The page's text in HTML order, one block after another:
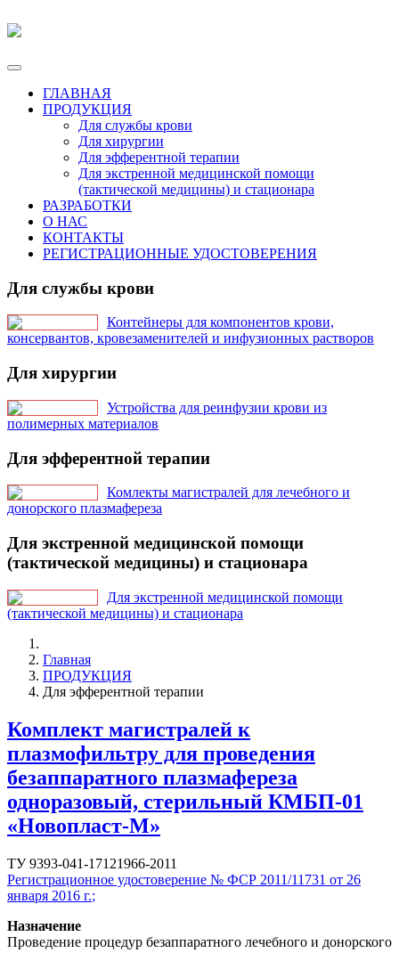
ГЛАВНАЯ
ПРОДУКЦИЯ
Для службы крови
Для хирургии
Для эфферентной терапии
Для экстренной медицинской помощи
(тактической медицины) и стационара
РАЗРАБОТКИ
О НАС
КОНТАКТЫ
РЕГИСТРАЦИОННЫЕ УДОСТОВЕРЕНИЯ
Для службы крови
Контейнеры для компонентов крови,
консервантов, кровезаменителей и инфузионных растворов
Для хирургии
Устройства для реинфузии крови из
полимерных материалов
Для эфферентной терапии
Комлекты магистралей для лечебного и
донорского плазмафереза
Для экстренной медицинской помощи
(тактической медицины) и стационара
Для экстренной медицинской помощи
(тактической медицины) и стационара
Главная
ПРОДУКЦИЯ
Для эфферентной терапии
Комплект магистралей к
плазмофильтру для проведения
безаппаратного плазмафереза
одноразовый, стерильный КМБП-01
«Новопласт-М»
ТУ 9393-041-17121966-2011
Регистрационное удостоверение № ФСР 2011/11731 от 26
января 2016 г.;
Назначение
Проведение процедур безаппаратного лечебного и донорского